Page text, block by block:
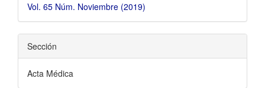
Vol. 65 Núm. Noviembre (2019)
Sección
Acta Médica